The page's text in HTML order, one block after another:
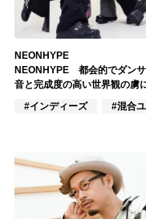
NEONHYPE
NEONHYPE 都会的でダン
音と完成度の高い世界観の虜
#インディーズ
#混合